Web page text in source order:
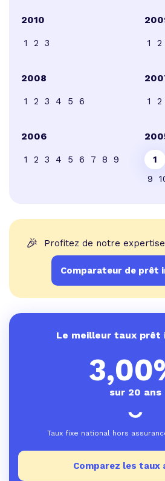
2010
1 2 3 1 2
2008
1 2 3 4 5 6 1 2
2006
1 2 3 4 5 6 7 8 9 1
9
🎉 Profitez de notre
Comparateur de prêt
Le meilleur taux prêt
sur 20 ans
Taux fixe national hors
Comparez les taux